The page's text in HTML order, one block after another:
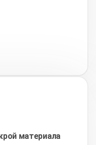
материала